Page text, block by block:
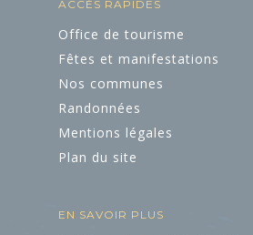
ACCÈS RAPIDES
Office de tourisme
Fêtes et manifestations
Nos communes
Randonnées
Mentions légales
Plan du site
EN SAVOIR PLUS